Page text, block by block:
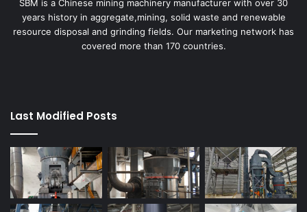
SBM is a Chinese mining machinery manufacturer with over 30
years history in aggregate,mining, solid waste and renewable
resource disposal and grinding fields. Our marketing network has
covered more than 170 countries.
Last Modified Posts